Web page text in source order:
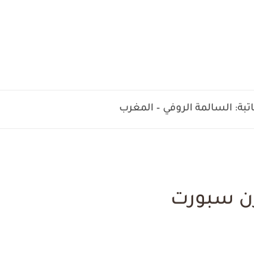
السالمة الروفي – المغرب
سبورت